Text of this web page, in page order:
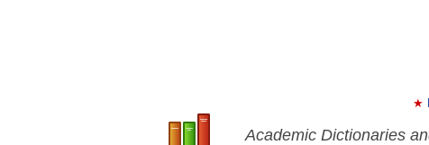
Academic Dictionaries